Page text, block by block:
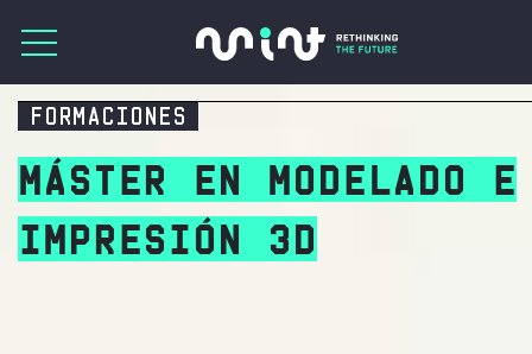
FORMACIONES
MÁSTER EN MODELADO E
IMPRESIÓN 3D